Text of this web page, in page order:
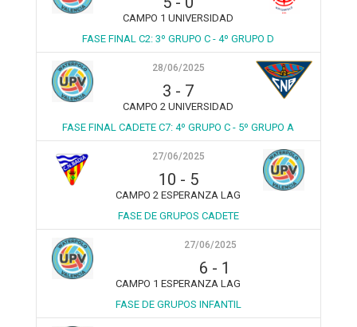
CAMPO 1 UNIVERSIDAD
FASE FINAL C2: 3º GRUPO C - 4º GRUPO D
28/06/2025
3 - 7
CAMPO 2 UNIVERSIDAD
FASE FINAL CADETE C7: 4º GRUPO C - 5º GRUPO A
27/06/2025
10 - 5
CAMPO 2 ESPERANZA LAG
FASE DE GRUPOS CADETE
27/06/2025
6 - 1
CAMPO 1 ESPERANZA LAG
FASE DE GRUPOS INFANTIL